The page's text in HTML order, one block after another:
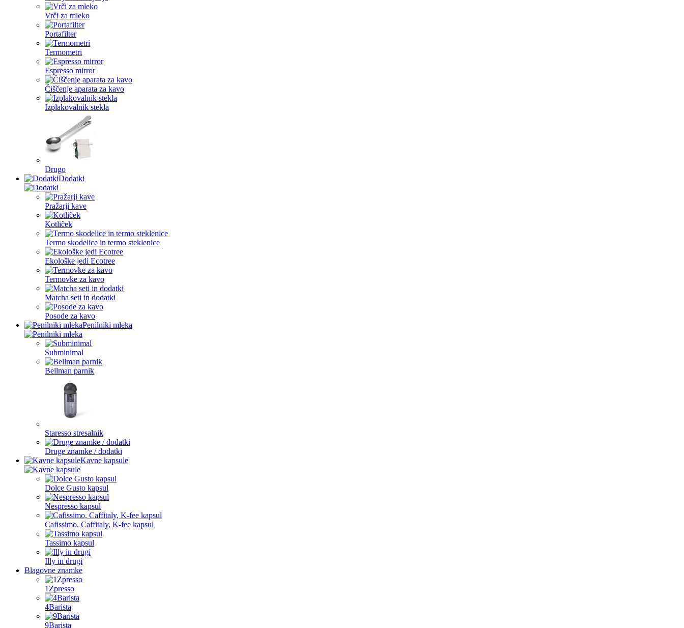
Vrči za mleko
Portafilter
Termometri
Espresso mirror
Čiščenje aparata za kavo
Izplakovalnik stekla
Drugo
Dodatki
Pražarji kave
Kotliček
Termo skodelice in termo steklenice
Ekološke jedi Ecotree
Termovke za kavo
Matcha seti in dodatki
Posode za kavo
Penilniki mleka
Subminimal
Bellman parnik
Staresso stresalnik
Druge znamke / dodatki
Kavne kapsule
Dolce Gusto kapsul
Nespresso kapsul
Cafissimo, Caffitaly, K-fee kapsul
Tassimo kapsul
Illy in drugi
Blagovne znamke
1Zpresso
4Barista
9Barista